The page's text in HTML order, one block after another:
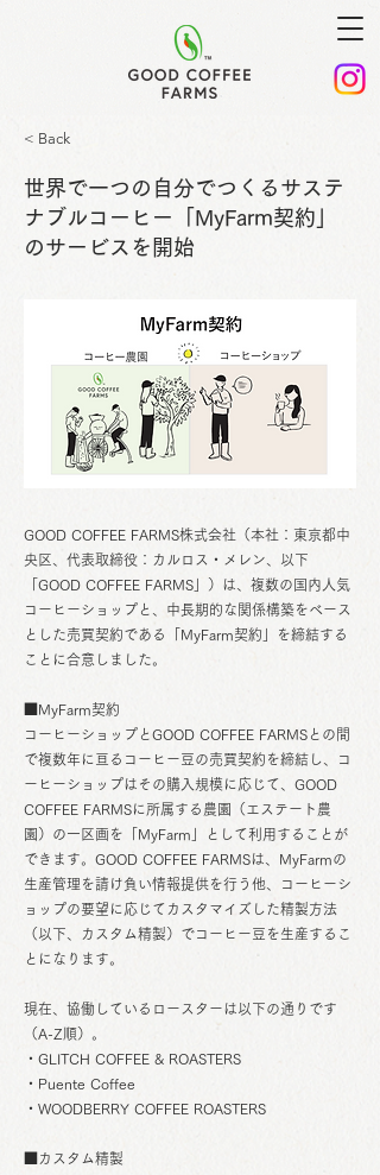
< Back
世界で一つの自分でつくるサステ
ナブルコーヒー「MyFarm契約」
のサービスを開始
GOOD COFFEE FARMS株式会社（本社：東京都中
央区、代表取締役：カルロス・メレン、以下
「GOOD COFFEE FARMS」）は、複数の国内人気
コーヒーショップと、中長期的な関係構築をベース
とした売買契約である「MyFarm契約」を締結する
ことに合意しました。
■MyFarm契約
コーヒーショップとGOOD COFFEE FARMSとの間
で複数年に亘るコーヒー豆の売買契約を締結し、コ
ーヒーショップはその購入規模に応じて、GOOD
COFFEE FARMSに所属する農園（エステート農
園）の一区画を「MyFarm」として利用することが
できます。GOOD COFFEE FARMSは、MyFarmの
生産管理を請け負い情報提供を行う他、コーヒーシ
ョップの要望に応じてカスタマイズした精製方法
（以下、カスタム精製）でコーヒー豆を生産するこ
とになります。
現在、協働しているロースターは以下の通りです
（A-Z順）。
・GLITCH COFFEE & ROASTERS
・Puente Coffee
・WOODBERRY COFFEE ROASTERS
■カスタム精製